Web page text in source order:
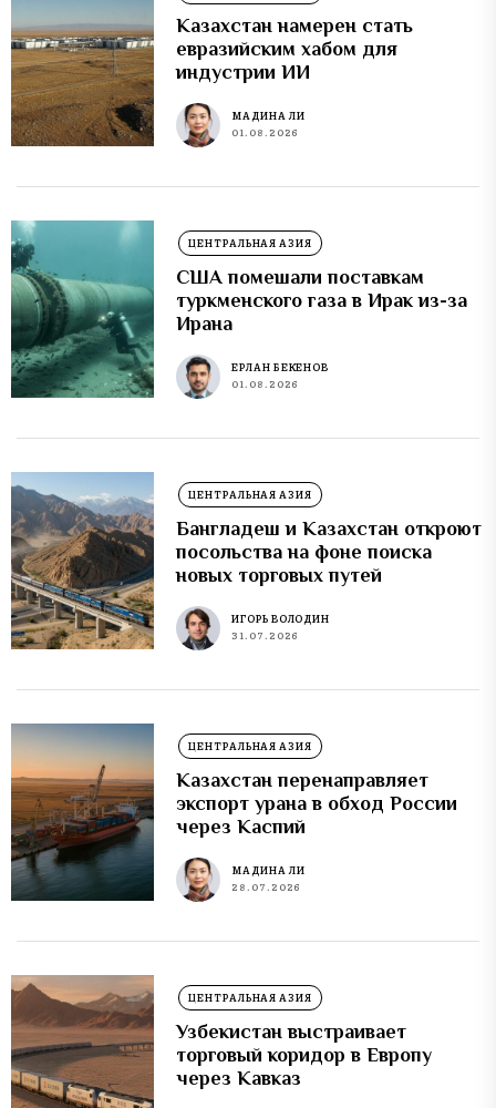
Казахстан намерен стать
евразийским хабом для
индустрии ИИ
МАДИНА ЛИ
01.08.2026
ЦЕНТРАЛЬНАЯ АЗИЯ
США помешали поставкам
туркменского газа в Ирак из-за
Ирана
ЕРЛАН БЕКЕНОВ
01.08.2026
ЦЕНТРАЛЬНАЯ АЗИЯ
Бангладеш и Казахстан откроют
посольства на фоне поиска
новых торговых путей
ИГОРЬ ВОЛОДИН
31.07.2026
ЦЕНТРАЛЬНАЯ АЗИЯ
Казахстан перенаправляет
экспорт урана в обход России
через Каспий
МАДИНА ЛИ
28.07.2026
ЦЕНТРАЛЬНАЯ АЗИЯ
Узбекистан выстраивает
торговый коридор в Европу
через Кавказ